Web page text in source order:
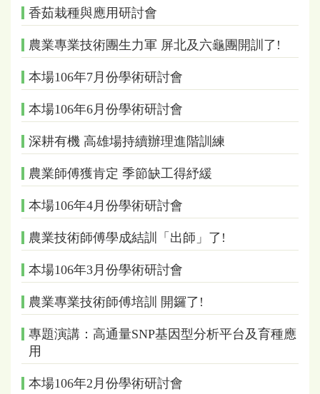
香茹栽種與應用研討會
農業專業技術團生力軍 屏北及六龜團開訓了!
本場106年7月份學術研討會
本場106年6月份學術研討會
深耕有機 高雄場持續辦理進階訓練
農業師傅獲肯定 季節缺工得紓緩
本場106年4月份學術研討會
農業技術師傅學成結訓「出師」了!
本場106年3月份學術研討會
農業專業技術師傅培訓 開鑼了!
專題演講：高通量SNP基因型分析平台及育種應
用
本場106年2月份學術研討會